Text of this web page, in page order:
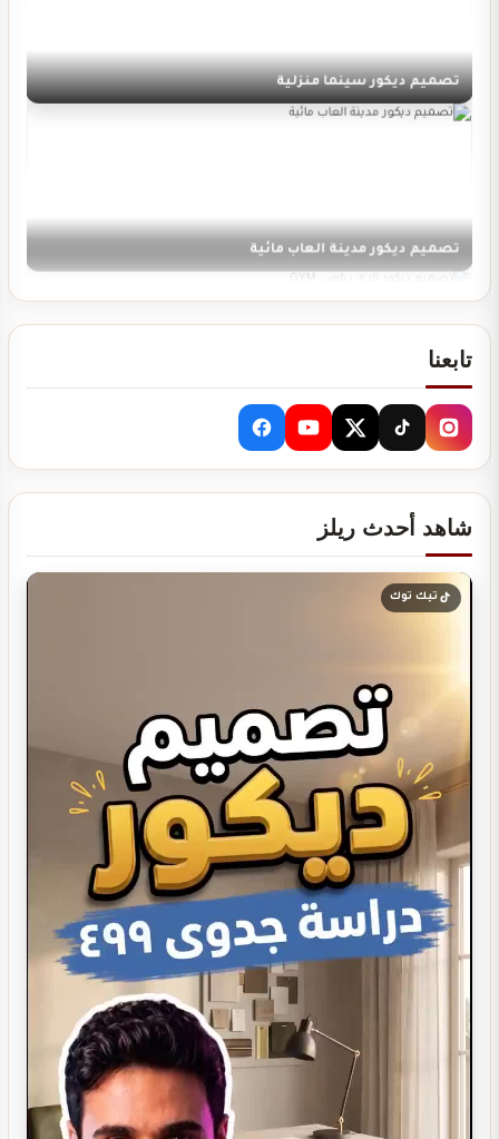
تصميم ديكور سينما منزلية
تصميم ديكور مدينة العاب مائية
تصميم ديكور نادي رياضي GYM
دراسة جدوى لمشروعك
تصميم ديكور كوفي شوب
تصميم ديكور صيدلية مستلزمات العناية
تصميم بوفيه مودرن
تابعنا
شاهد أحدث ريلز
تيك توك